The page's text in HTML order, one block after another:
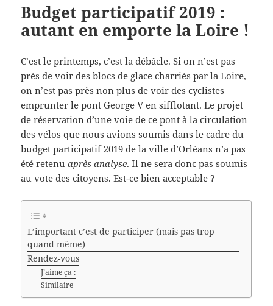
Budget participatif 2019 :
autant en emporte la Loire !
C’est le printemps, c’est la débâcle. Si on n’est pas
près de voir des blocs de glace charriés par la Loire,
on n’est pas près non plus de voir des cyclistes
emprunter le pont George V en sifflotant. Le projet
de réservation d’une voie de ce pont à la circulation
des vélos que nous avions soumis dans le cadre du
budget participatif 2019 de la ville d’Orléans n’a pas
été retenuaprès analyse. Il ne sera donc pas soumis
au vote des citoyens. Est-ce bien acceptable ?
L’important c’est de participer (mais pas trop
quand même)
Rendez-vous
J’aime ça :
Similaire